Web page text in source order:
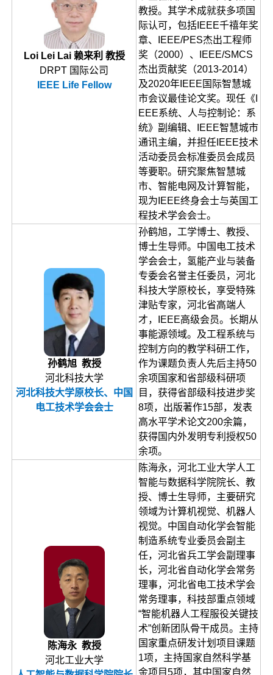
Loi Lei Lai 赖来利 教授
DRPT 国际公司
IEEE Life Fellow
教授。其学术成就获多项国
际认可，包括IEEE千禧年奖
章、IEEE/PES杰出工程师
奖（2000）、IEEE/SMCS
杰出贡献奖（2013-2014）
及2020年IEEE国际智慧城
市会议最佳论文奖。现任《I
EEE系统、人与控制论：系
统》副编辑、IEEE智慧城市
通讯主编，并担任IEEE技术
活动委员会标准委员会成员
等要职。研究聚焦智慧城
市、智能电网及计算智能，
现为IEEE终身会士与英国工
程技术学会会士。
孙鹤旭 教授
河北科技大学
河北科技大学原校长、中国
电工技术学会会士
孙鹤旭，工学博士、教授、
博士生导师。中国电工技术
学会会士，氢能产业与装备
专委会名誉主任委员，河北
科技大学原校长，享受特殊
津贴专家，河北省高端人
才，IEEE高级会员。长期从
事能源领域。及工程系统与
控制方向的教学科研工作，
作为课题负责人先后主持50
余项国家和省部级科研项
目，获得省部级科技进步奖
8项，出版著作15部，发表
高水平学术论文200余篇，
获得国内外发明专利授权50
余项。
陈海永 教授
河北工业大学
陈海永，河北工业大学人工
智能与数据科学院院长、教
授、博士生导师，主要研究
领域为计算机视觉、机器人
视觉。中国自动化学会智能
制造系统专业委员会副主
任，河北省兵工学会副理事
长，河北省自动化学会常务
理事，河北省电工技术学会
常务理事，科技部重点领域
“智能机器人工程服役关键技
术”创新团队骨干成员。主持
国家重点研发计划项目课题
1项，主持国家自然科学基
金项目5项，其中国家自然